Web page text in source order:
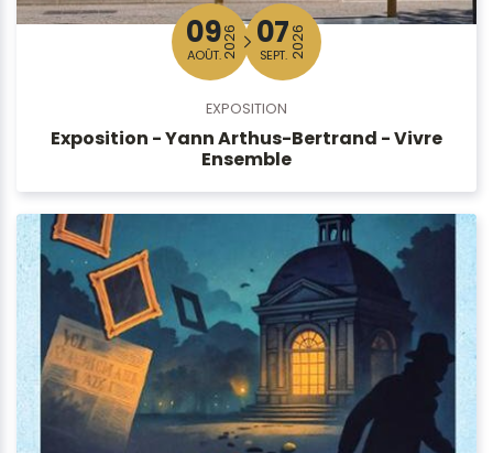
09
AOÛT.2026 07
SEPT. 2026
EXPOSITION
Exposition - Yann Arthus-Bertrand - Vivre
Ensemble